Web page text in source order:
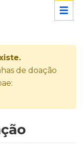
de doação